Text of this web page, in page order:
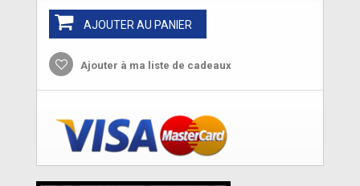
AJOUTER AU PANIER
Ajouter à ma liste de cadeaux